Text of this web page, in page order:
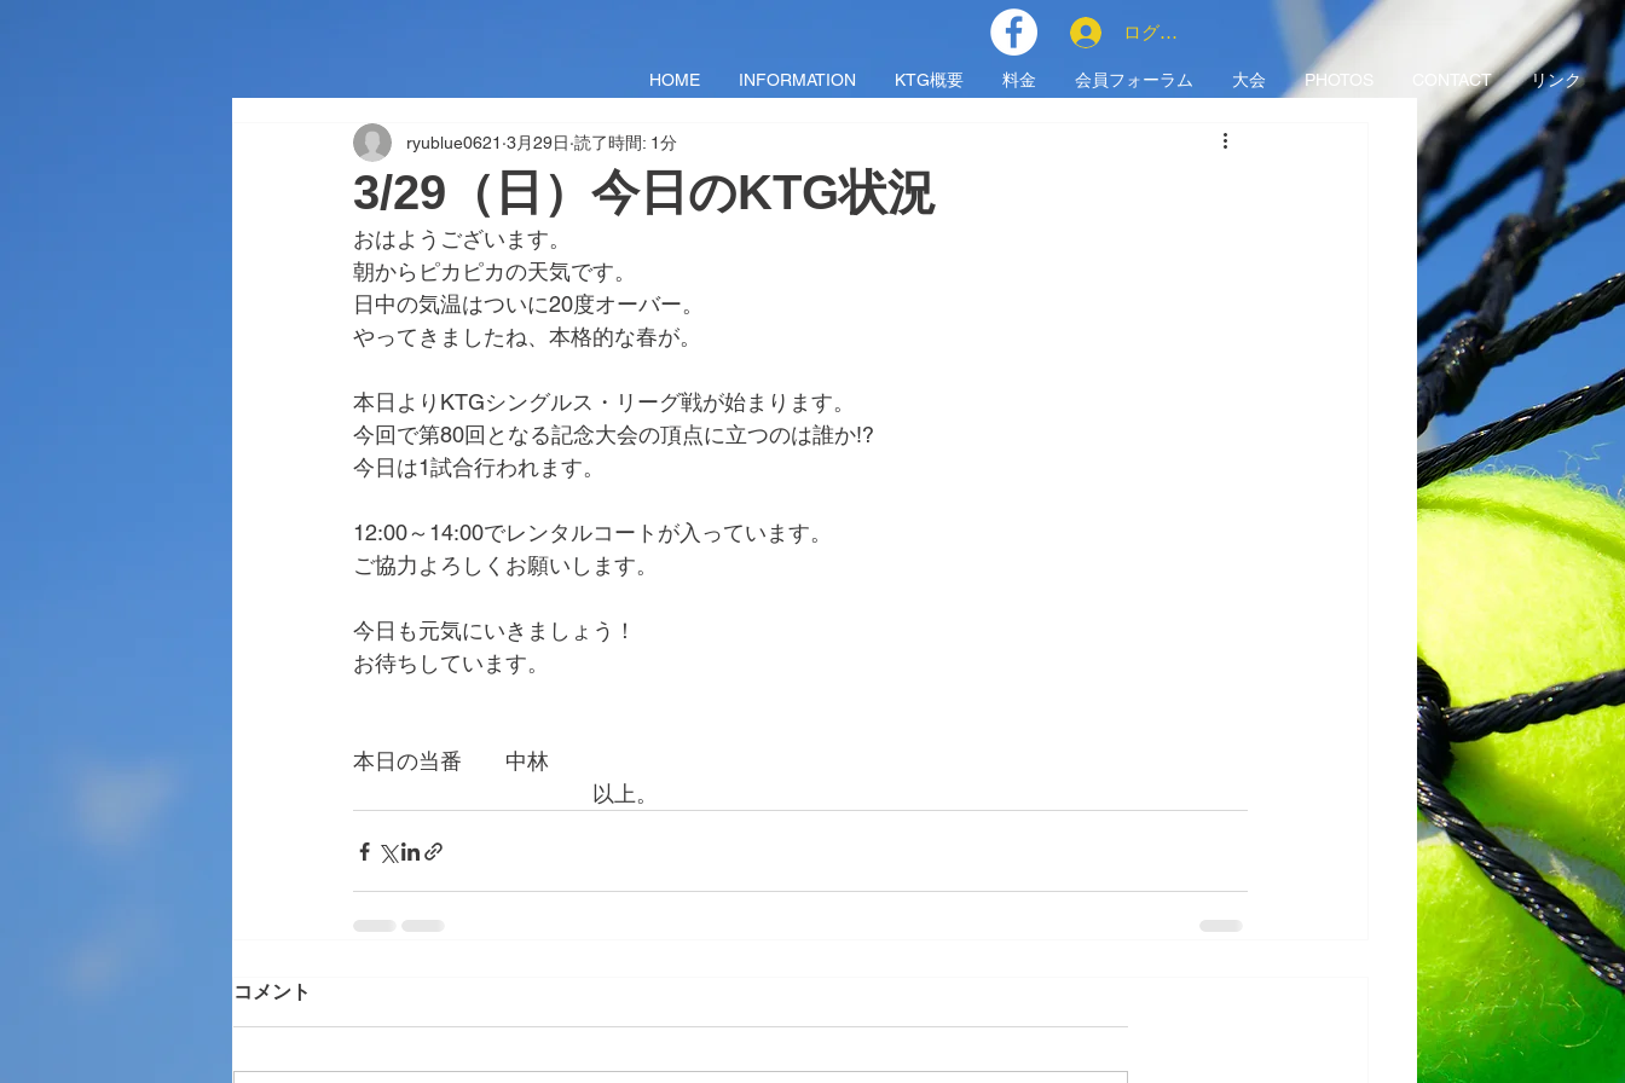
HOME INFORMATION KTG概要 料金 会員フォーラム 大会 PHOTOS CONTACT リンク
ログイン
3/29（日）今日のKTG状況
ryublue0621 3月29日 読了時間: 1分
おはようございます。
朝からピカピカの天気です。
日中の気温はついに20度オーバー。
やってきましたね、本格的な春が。
本日よりKTGシングルス・リーグ戦が始まります。
今回で第80回となる記念大会の頂点に立つのは誰か!?
今日は1試合行われます。
12:00～14:00でレンタルコートが入っています。
ご協力よろしくお願いします。
今日も元気にいきましょう！
お待ちしています。
本日の当番　　中林
以上。
コメント